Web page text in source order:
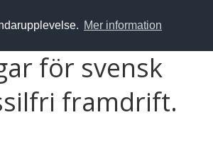
Mer information
för svensk
framdrift.